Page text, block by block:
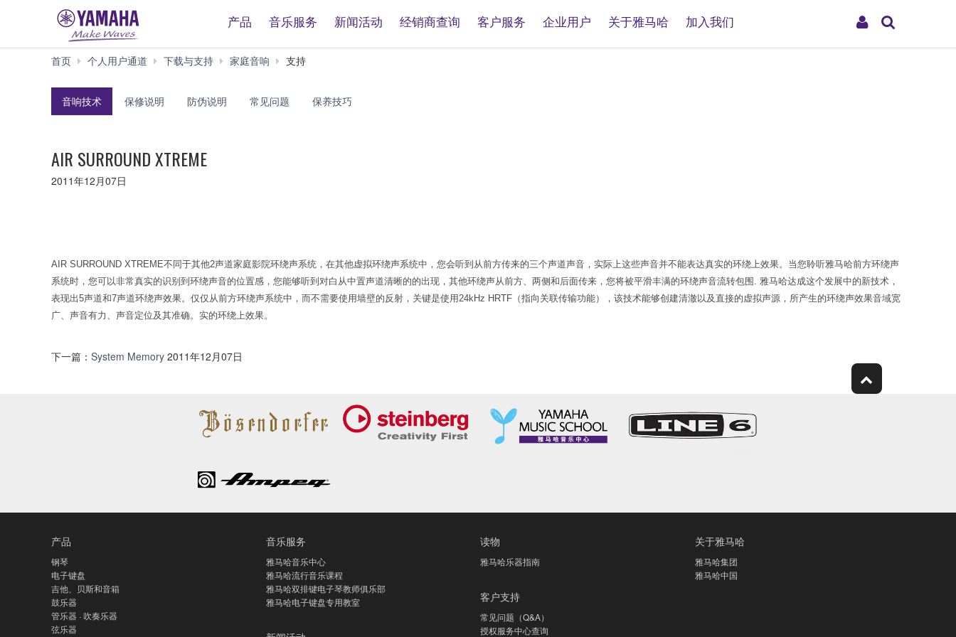
My
产品 音乐服务 新闻活动 经销商查询 客户服务 企业用户 关于雅马哈 加入我们
首页 个人用户通道 下载与支持 家庭音响 支持
音响技术 保修说明 防伪说明 常见问题 保养技巧
AIR SURROUND XTREME
2011年12月07日
AIR SURROUND XTREME不同于其他2声道家庭影院环绕声系统，在其他虚拟环绕声系统中，您会听到从前方传来的三个声道声音，实际上这些声音并不能表达真实的环绕上效果。当您聆听雅马哈前方环绕声
系统时，您可以非常真实的识别到环绕声音的位置感，您能够听到对白从中置声道清晰的的出现，其他环绕声从前方、两侧和后面传来，您将被平滑丰满的环绕声音流转包围. 雅马哈达成这个发展中的新技术，
表现出5声道和7声道环绕声效果。仅仅从前方环绕声系统中，而不需要使用墙壁的反射，关键是使用24kHz HRTF（指向关联传输功能），该技术能够创建清澈以及直接的虚拟声源，所产生的环绕声效果音域宽
广、声音有力、声音定位及其准确。实的环绕上效果。
下一篇： System Memory 2011年12月07日
产品
钢琴
电子键盘
吉他、贝斯和音箱
鼓乐器
管乐器 · 吹奏乐器
弦乐器
音乐服务
雅马哈音乐中心
雅马哈流行音乐课程
雅马哈双排键电子琴教师俱乐部
雅马哈电子键盘专用教室
读物
雅马哈乐器指南
客户支持
常见问题（Q&A）
授权服务中心查询
关于雅马哈
雅马哈集团
雅马哈中国